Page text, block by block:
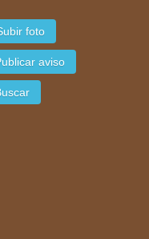
foto
aviso